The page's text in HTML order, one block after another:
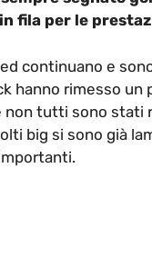
fila per le
continuano e
hanno rimesso
tutti sono stati
big si sono già